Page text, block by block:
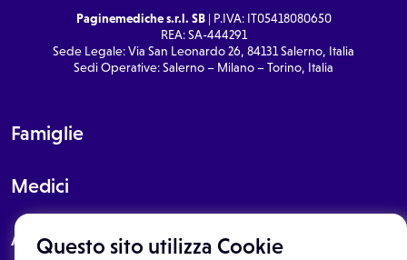
Questo sito utilizza Cookie
Paginemediche s.r.l. SB| P.IVA: IT05418080650
REA: SA-444291
Sede Legale: Via San Leonardo 26, 84131 Salerno, Italia
Sedi Operative: Salerno – Milano – Torino, Italia
Famiglie
Medici
About